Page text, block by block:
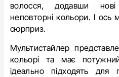
волосся, додавши
неповторні кольори. І
сюрприз.
Мультистайлер
кольорі та має
ідеально підходять для